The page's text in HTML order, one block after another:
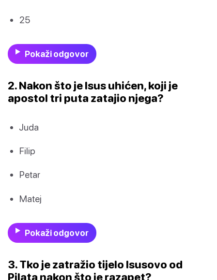
25
Pokaži odgovor
2. Nakon što je Isus uhićen, koji je
apostol tri puta zatajio njega?
Juda
Filip
Petar
Matej
Pokaži odgovor
3. Tko je zatražio tijelo Isusovo od
Pilata nakon što je razapet?